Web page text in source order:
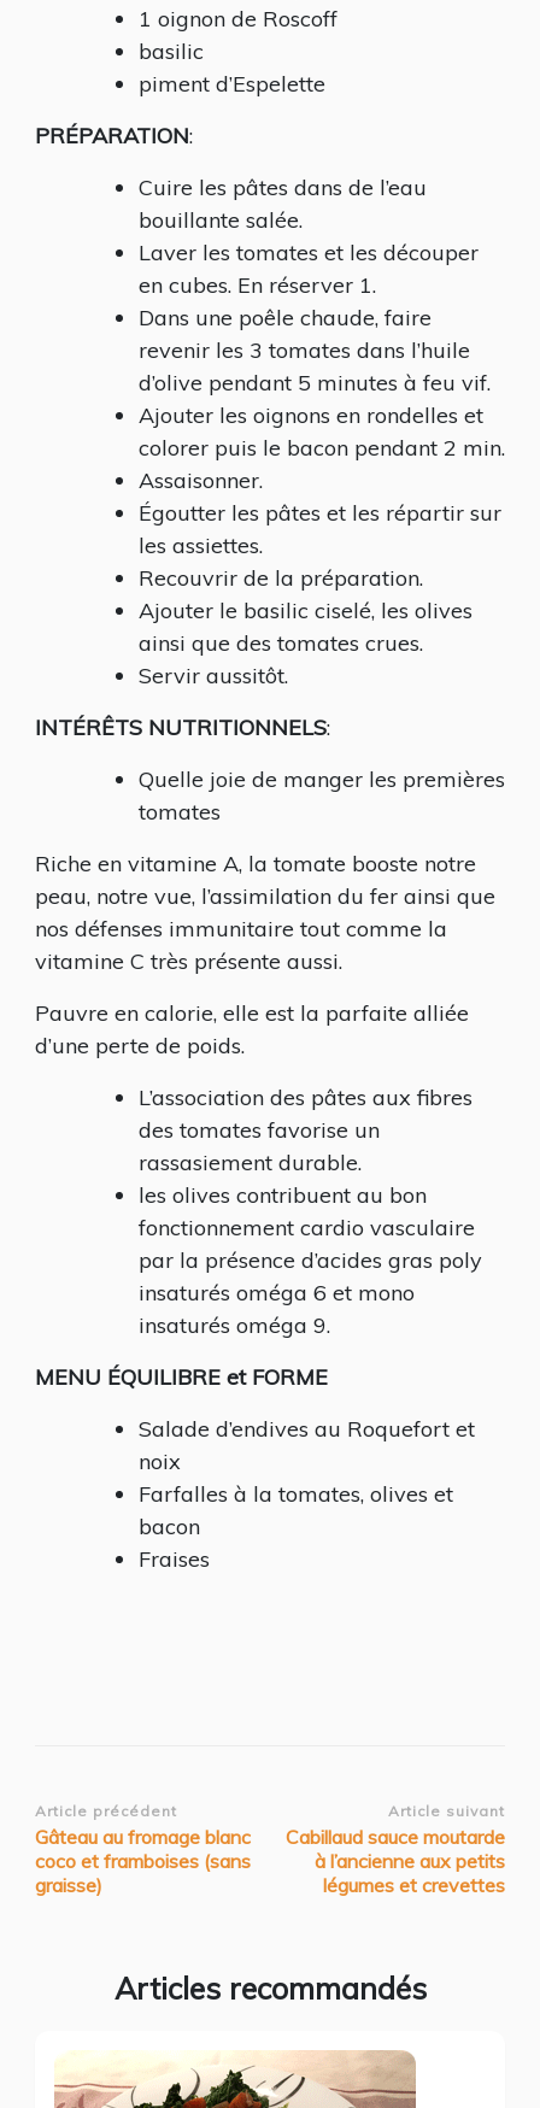
1 oignon de Roscoff
basilic
piment d’Espelette
PRÉPARATION:
Cuire les pâtes dans de l’eau
bouillante salée.
Laver les tomates et les découper
en cubes. En réserver 1.
Dans une poêle chaude, faire
revenir les 3 tomates dans l’huile
d’olive pendant 5 minutes à feu vif.
Ajouter les oignons en rondelles et
colorer puis le bacon pendant 2 min.
Assaisonner.
Égoutter les pâtes et les répartir sur
les assiettes.
Recouvrir de la préparation.
Ajouter le basilic ciselé, les olives
ainsi que des tomates crues.
Servir aussitôt.
INTÉRÊTS NUTRITIONNELS:
Quelle joie de manger les premières
tomates
Riche en vitamine A, la tomate booste notre
peau, notre vue, l’assimilation du fer ainsi que
nos défenses immunitaire tout comme la
vitamine C très présente aussi.
Pauvre en calorie, elle est la parfaite alliée
d’une perte de poids.
L’association des pâtes aux fibres
des tomates favorise un
rassasiement durable.
les olives contribuent au bon
fonctionnement cardio vasculaire
par la présence d’acides gras poly
insaturés oméga 6 et mono
insaturés oméga 9.
MENU ÉQUILIBRE et FORME
Salade d’endives au Roquefort et
noix
Farfalles à la tomates, olives et
bacon
Fraises
Navigation
d’article
Article précédent
Gâteau au fromage blanc
coco et framboises (sans
graisse)
Article suivant
Cabillaud sauce moutarde
à l’ancienne aux petits
légumes et crevettes
Articles recommandés